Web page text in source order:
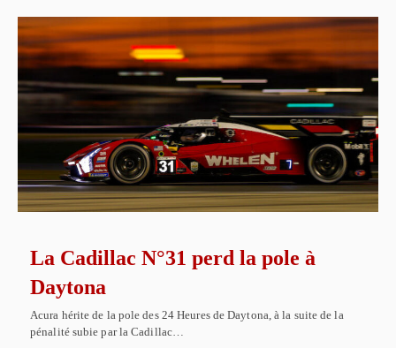
La Cadillac N°31 perd la pole à
Daytona
Acura hérite de la pole des 24 Heures de Daytona, à la suite de la
pénalité subie par la Cadillac…